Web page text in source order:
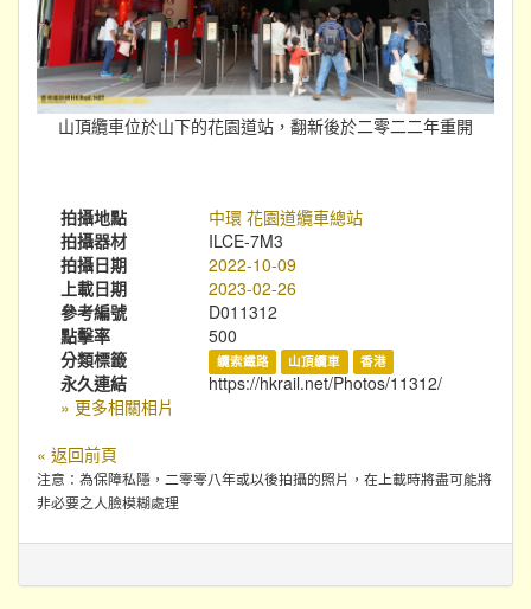
山頂纜車位於山下的花園道站，翻新後於二零二二年重開
拍攝地點
中環 花園道纜車總站
拍攝器材
ILCE-7M3
拍攝日期
2022-10-09
上載日期
2023-02-26
參考編號
D011312
點擊率
500
分類標籤
纜索鐵路 山頂纜車 香港
永久連結
https://hkrail.net/Photos/11312/
» 更多相關相片
« 返回前頁
注意：為保障私隱，二零零八年或以後拍攝的照片，在上載時將盡可能將
非必要之人臉模糊處理